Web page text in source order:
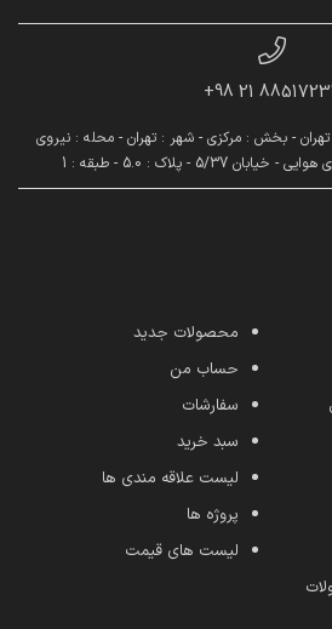
88517232 21
تهران - بخش : مرکزی - شهر : تهران - محله : نیروی
5/37 - پلاک : 5.0 - طبقه : 1
محصولات جدید
حساب من
سفارشات
سبد خرید
لیست علاقه مندی ها
پروژه ها
لیست های قیمت